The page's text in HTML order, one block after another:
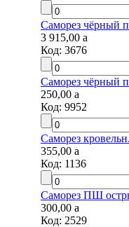
Саморез чёрный
3 915,00a
Код:3676
Саморез чёрный
250,00a
Код:9952
Саморез
355,00a
Код:1136
Саморез ПШ
300,00a
Код:2529